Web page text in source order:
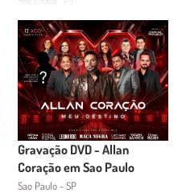
Gravação DVD - Allan
Coração em Sao Paulo
Sao Paulo - SP